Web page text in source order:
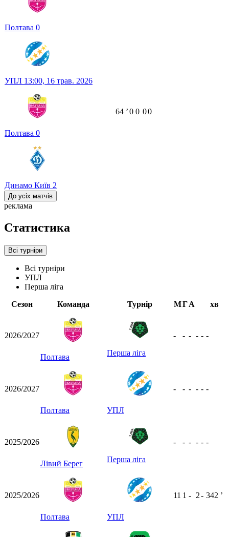
Полтава 0
УПЛ 13:00, 16 трав. 2026
Полтава 0
Динамо Київ 2
64 ʼ0 0 00
До усіх матчів
реклама
Статистика
Всі турніри
Всі турніри
УПЛ
Перша ліга
Сезон
Команда Турнір МГА хв
2026/2027
Полтава Перша ліга
- - - - - -
2026/2027
Полтава УПЛ
- - - - - -
2025/2026
Лівий Берег Перша ліга
- - - - - -
2025/2026
Полтава УПЛ
11 1 - 2- 342 ʼ